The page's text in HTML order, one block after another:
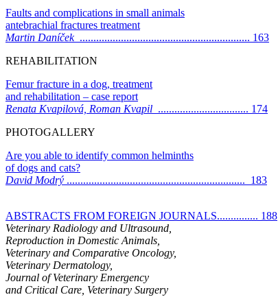
Faults and complications in small animals
antebrachial fractures treatment
Martin Daníček.............................................................. 163
REHABILITATION
Femur fracture in a dog, treatment
and rehabilitation – case report
Renata Kvapilová, Roman Kvapil ................................. 174
PHOTOGALLERY
Are you able to identify common helminths
of dogs and cats?
David Modrý ................................................................. 183
ABSTRACTS FROM FOREIGN JOURNALS............... 188
Veterinary Radiology and Ultrasound,
Reproduction in Domestic Animals,
Veterinary and Comparative Oncology,
Veterinary Dermatology,
Journal of Veterinary Emergency
and Critical Care, Veterinary Surgery